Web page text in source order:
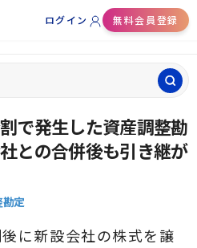
ログイン
無料会員登録
で発生した資産調整勘
との合併後も引き継が
勘定
に新設会社の株式を譲